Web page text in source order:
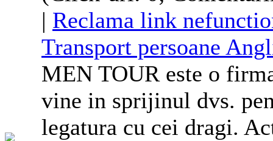
| Reclama link
Transport persoane
MEN TOUR este o
vine in sprijinul dvs.
legatura cu cei dragi.